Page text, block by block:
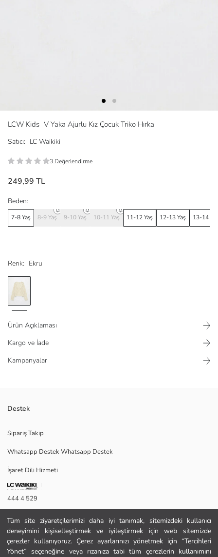
Tüm site ziyaretçilerimizi daha iyi tanımak, sitemizdeki kullanıcı
deneyimini kişiselleştirmek ve iyileştirmek için web sitemizde
çerezler kullanıyoruz. Çerez ayarlarınızı yönetmek için “Tercihleri
Yönet” seçeneğine veya rızanıza tabi tüm çerezlerin kullanımını
LCW Kids V Yaka Ajurlu Kız Çocuk Triko Hırka
Satıcı: LC Waikiki
3 Değerlendirme
249,99 TL
Renk: Ekru
Beden:
7-8 Yaş 8-9 Yaş 9-10 Yaş 10-11 Yaş 11-12 Yaş 12-13 Yaş 13-14
Ürün Açıklaması
Kargo ve İade
Kampanyalar
uzun kolludur. Önden tek düğme kapamalıdır.
Ana Kumaş:
Menşei:
Satıcı:
Marka:
Cinsiyet:
Kalıp:
Kumaş:
Kalınlık:
Uzunluk:
Destek
Sipariş Takip
Whatsapp Destek Whatsapp Destek
İşaret Dili Hizmeti
444 4 529
İletişim Formu
444 4 529